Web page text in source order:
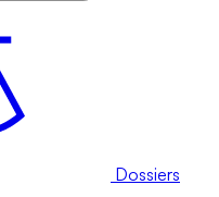
Dossiers